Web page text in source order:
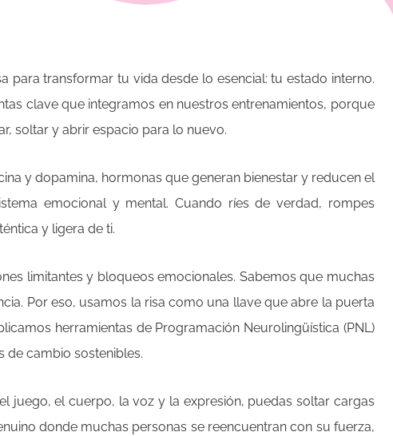
para transformar tu vida desde lo esencial: tu estado interno.
clave que integramos en nuestros entrenamientos, porque
soltar y abrir espacio para lo nuevo.
y dopamina, hormonas que generan bienestar y reducen el
emocional y mental. Cuando ríes de verdad, rompes
y ligera de ti.
limitantes y bloqueos emocionales. Sabemos que muchas
Por eso, usamos la risa como una llave que abre la puerta
herramientas de Programación Neurolingüística (PNL)
de cambio sostenibles.
juego, el cuerpo, la voz y la expresión, puedas soltar cargas
donde muchas personas se reencuentran con su fuerza,